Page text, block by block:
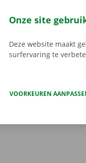
Onze site
Deze website maakt
surfervaring te
VOORKEUREN